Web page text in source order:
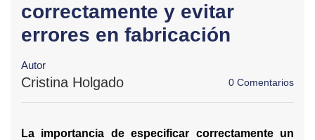
correctamente y evitar
errores en fabricación
Autor
Cristina Holgado 0 Comentarios
La importancia de especificar correctamente un